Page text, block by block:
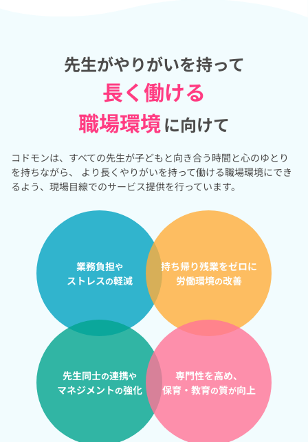
先生がやりがいを持って
長く働ける
職場環境 に向けて
コドモンは、すべての先生が子どもと向き合う時間と心のゆとり
を持ちながら、
より長くやりがいを持って働ける職場環境にでき
るよう、現場目線でのサービス提供を行っています。
業務負担や
ストレスの軽減
持ち帰り残業をゼロに
労働環境の改善
先生同士の連携や
マネジメントの強化
専門性を高め、
保育・教育の質が向上